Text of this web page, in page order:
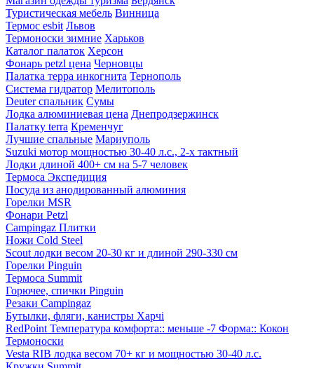
Туристическая мебель Винница
Термос esbit Львов
Термоноски зимние Харьков
Каталог палаток Херсон
Фонарь petzl цена Черновцы
Палатка терра инкогнита Тернополь
Система гидратор Мелитополь
Deuter спальник Сумы
Лодка алюминиевая цена Днепродзержинск
Палатку terra Кременчуг
Лучшие спальные Мариуполь
Suzuki мотор мощностью 30-40 л.с., 2-х тактный
Лодки длиной 400+ см на 5-7 человек
Термоса Экспедиция
Посуда из анодированный алюминия
Горелки MSR
Фонари Petzl
Campingaz Плитки
Ножи Cold Steel
Scout лодки весом 20-30 кг и длиной 290-330 см
Горелки Pinguin
Термоса Summit
Горючее, спички Pinguin
Резаки Campingaz
Бутылки, фляги, канистры Харчі
RedPoint Температура комфорта:: меньше -7 Форма:: Кокон
Термоноски
Vesta RIB лодка весом 70+ кг и мощностью 30-40 л.с.